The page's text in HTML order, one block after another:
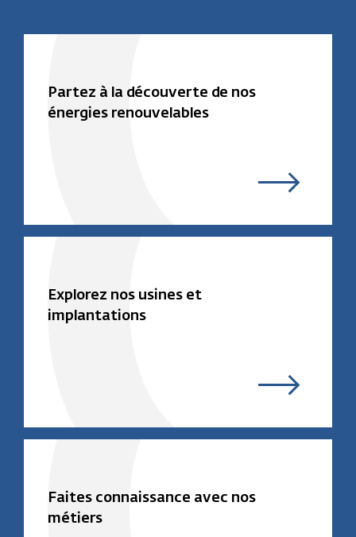
Partez à la découverte de nos
énergies renouvelables
Explorez nos usines et
implantations
Faites connaissance avec nos
métiers